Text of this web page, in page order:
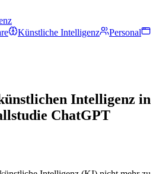
Künstliche Intelligenz
Personal
Intelligenz in
ChatGPT